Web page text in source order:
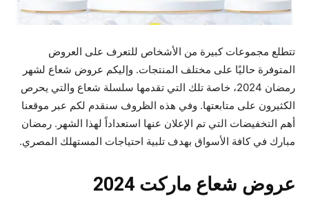
تتطلع مجموعات كبيرة من الأشخاص للتعرف على العروض
المتوفرة حاليًا على مختلف المنتجات. وإليكم عروض شعاع لشهر
رمضان 2024، خاصة تلك التي تقدمها سلسلة شعاع والتي يحرص
الكثيرون على متابعتها. وفي هذه الظروف سنقدم لكم عبر موقعنا
أهم التخفيضات التي تم الإعلان عنها استعداداً لهذا الشهر. رمضان
مبارك في كافة الأسواق بهدف تلبية احتياجات المستهلك المصري.
عروض شعاع ماركت 2024